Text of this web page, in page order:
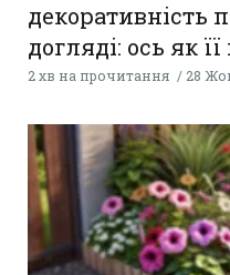
декоративність
догляді: ось як
2 хв на прочитання 28